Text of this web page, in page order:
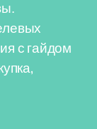
с гайдом